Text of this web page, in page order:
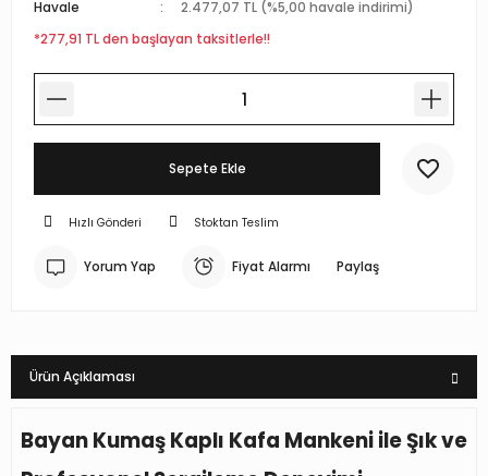
Prova Mankeni
Göbeği
mankeni
Mankenleri
Tel Kancalar
Havale
2.477,07 TL (%5,00 havale indirimi)
*277,91 TL den başlayan taksitlerle!!
Sepete Ekle
Hızlı Gönderi Stoktan Teslim
Yorum Yap Fiyat Alarmı Paylaş
Ürün Açıklaması
Bayan Kumaş Kaplı Kafa Mankeni ile Şık ve